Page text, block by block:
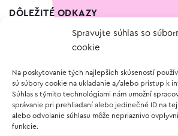
Spravujte súhlas so
cookie
Na poskytovanie tých najlepších skúseností
sú súbory cookie na ukladanie a/alebo prístup k
Súhlas s týmito technológiami nám umožní
správanie pri prehliadaní alebo jedinečné ID na
alebo odvolanie súhlasu môže nepriaznivo
funkcie.
DÔLEŽITÉ ODKAZY
Vernostný program
O NÁKUPE